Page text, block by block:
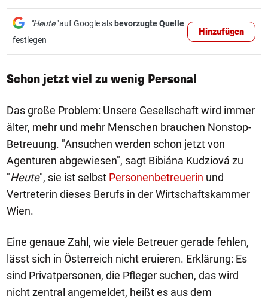
"Heute"auf Google als bevorzugte Quelle
festlegen
Hinzufügen
Schon jetzt viel zu wenig Personal
Das große Problem: Unsere Gesellschaft wird immer
älter, mehr und mehr Menschen brauchen Nonstop-
Betreuung. "Ansuchen werden schon jetzt von
Agenturen abgewiesen", sagt Bibiána Kudziová zu
"Heute", sie ist selbst Personenbetreuerin und
Vertreterin dieses Berufs in der Wirtschaftskammer
Wien.
Eine genaue Zahl, wie viele Betreuer gerade fehlen,
lässt sich in Österreich nicht eruieren. Erklärung: Es
sind Privatpersonen, die Pfleger suchen, das wird
nicht zentral angemeldet, heißt es aus dem